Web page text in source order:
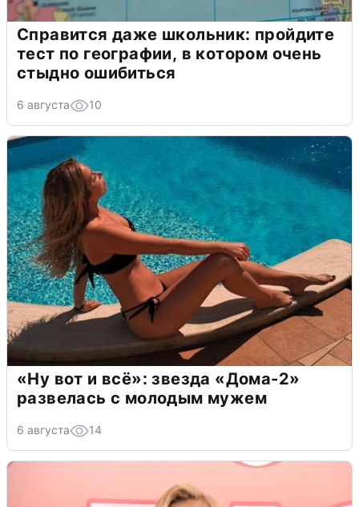
Справится даже школьник: пройдите
тест по географии, в котором очень
стыдно ошибиться
6 августа 10
«Ну вот и всё»: звезда «Дома-2»
развелась с молодым мужем
6 августа 14